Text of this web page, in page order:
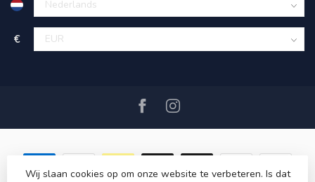
€
Wij slaan cookies op om onze website te verbeteren. Is dat